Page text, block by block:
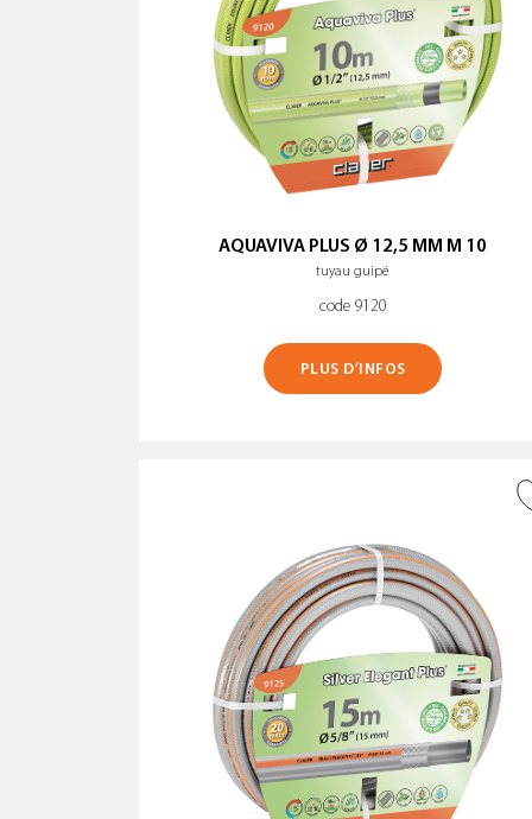
AQUAVIVA PLUS Ø 12,5 MM M 10
tuyau guipé
code 9120
PLUS D’INFOS